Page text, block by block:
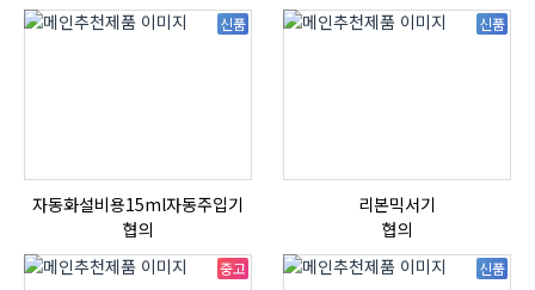
신품
자동화설비용15ml자동주입기
협의
신품
리본믹서기
협의
중고 신품